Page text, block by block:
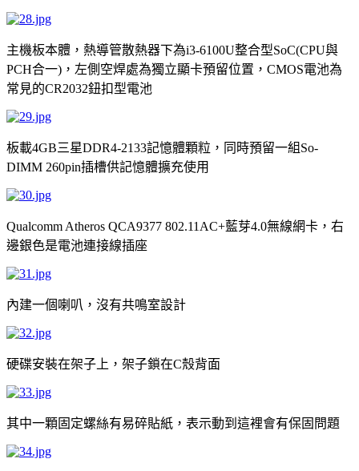
主機板本體，熱導管散熱器下為i3-6100U整合型SoC(CPU與
PCH合一) ，左側空焊處為獨立顯卡預留位置， CMOS電池為
常見的CR2032鈕扣型電池
板載4GB三星DDR4-2133記憶體顆粒，同時預留一組So-
DIMM 260pin插槽供記憶體擴充使用
Qualcomm Atheros QCA9377 802.11AC+藍芽4.0無線網卡，右
邊銀色是電池連接線插座
內建一個喇叭，沒有共鳴室設計
硬碟安裝在架子上，架子鎖在C殼背面
其中一顆固定螺絲有易碎貼紙，表示動到這裡會有保固問題